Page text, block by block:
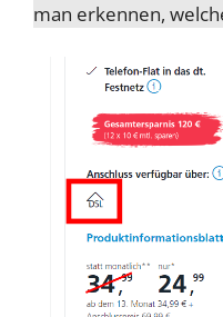
man erkennen,